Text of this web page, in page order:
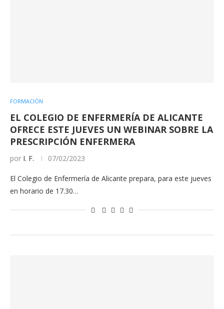
FORMACIÓN
EL COLEGIO DE ENFERMERÍA DE ALICANTE
OFRECE ESTE JUEVES UN WEBINAR SOBRE LA
PRESCRIPCIÓN ENFERMERA
por I. F. 07/02/2023
El Colegio de Enfermería de Alicante prepara, para este jueves
en horario de 17.30…